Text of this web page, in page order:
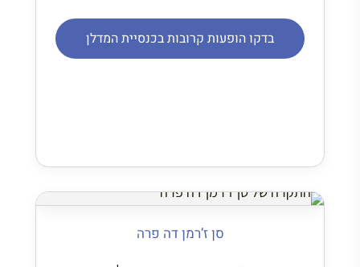
בדקו הופעות קרובות בכנסיית המדלן
סן ז’רמן דה פרה